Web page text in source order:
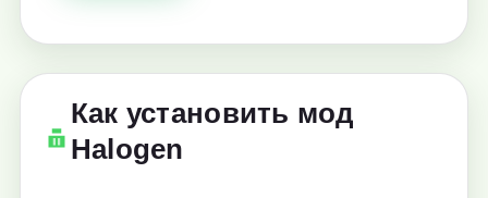
Как установить мод
Halogen